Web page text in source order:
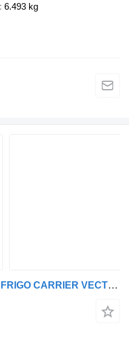
6.493 kg
Schmitz Cargobull SCB*S3B FRIGO CARRIER VECTOR 1950 Mt - BI-TEMP - 2 COMPARTIMENTS